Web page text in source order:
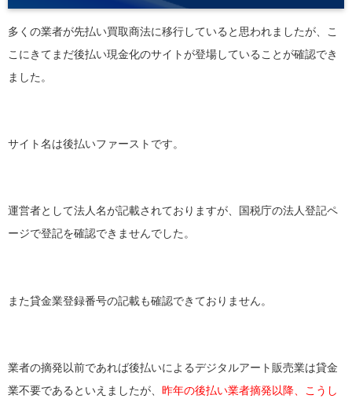
多くの業者が先払い買取商法に移行していると思われましたが、こ
こにきてまだ後払い現金化のサイトが登場していることが確認でき
ました。
サイト名は後払いファーストです。
運営者として法人名が記載されておりますが、国税庁の法人登記ペ
ージで登記を確認できませんでした。
また貸金業登録番号の記載も確認できておりません。
業者の摘発以前であれば後払いによるデジタルアート販売業は貸金
業不要であるといえましたが、
昨年の後払い業者摘発以降、こうし